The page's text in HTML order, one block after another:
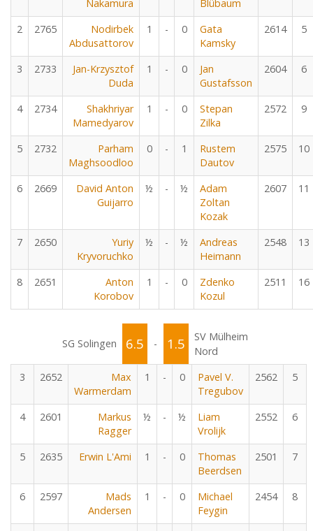
Nakamura
Blübaum
2
2765
Nodirbek
Abdusattorov
1 - 0
Gata
Kamsky
2614 5
3 2733
Jan-Krzysztof
Duda
1 - 0
Jan
Gustafsson
2604 6
4 2734
Shakhriyar
Mamedyarov
1 - 0
Stepan
Zilka
2572 9
5 2732
Parham
Maghsoodloo
0 - 1
Rustem
Dautov
2575 10
6 2669
David Anton
Guijarro
½ - ½
Adam
Zoltan
Kozak
2607 11
7 2650
Yuriy
Kryvoruchko
½ - ½
Andreas
Heimann
2548 13
8 2651
Anton
Korobov
1 - 0
Zdenko
Kozul
2511 16
SG Solingen 6.5 - 1.5
SV Mülheim
Nord
3
2652
Max
Warmerdam
1 - 0
Pavel V.
Tregubov
2562 5
4 2601
Markus
Ragger
½ - ½
Liam
Vrolijk
2552 6
5 2635 Erwin L'Ami 1 - 0
Thomas
Beerdsen
2501 7
6 2597
Mads
Andersen
1 - 0
Michael
Feygin
2454 8